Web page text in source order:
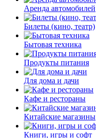
Аренда автомобилей
Билеты (кино, театр)
Бытовая техника
Продукты питания
Для дома и дачи
Кафе и рестораны
Китайские магазины
Книги, игры и софт